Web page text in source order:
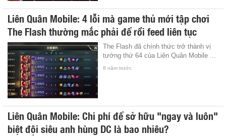
Liên Quân Mobile: 4 lỗi mà game thủ mới tập chơi
The Flash thường mắc phải để rồi feed liên tục
The Flash đã chính thức trở thành vị
tướng thứ 64 của Liên Quân Mobile ...
8 năm trước
Liên Quân Mobile: Chi phí để sở hữu "ngay và luôn"
biệt đội siêu anh hùng DC là bao nhiêu?